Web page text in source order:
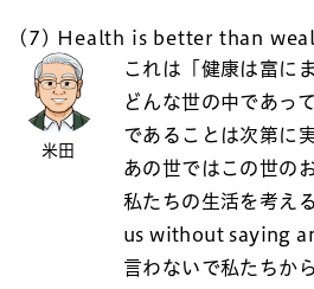
(7) Health is better than
米田
これは「健康は富に
どんな世の中であっ
であることは次第に
あの世ではこの世の
私たちの生活を考え
us without saying
言わないで私たちか